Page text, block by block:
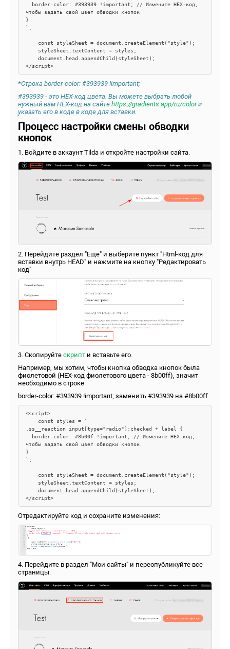
чтобы задать свой цвет обводки кнопок
}
`;
</script>
*Строка border-color: #393939 !important;
#393939 - это HEX-код цвета. Вы можете выбрать любой
нужный вам HEX-код на сайте https://gradients.app/ru/colorи
указать его в коде в коде для вставки.
Процесс настройки смены обводки
кнопок
1. Войдите в аккаунт Tilda и откройте настройки сайта.
2. Перейдите раздел "Еще" и выберите пункт "Html-код для
вставки внутрь HEAD" и нажмите на кнопку "Редактировать
код"
3. Скопируйте скрипт и вставьте его.
Например, мы хотим, чтобы кнопка обводка кнопок была
фиолетовой (HEX-код фиолетового цвета - 8b00ff), значит
необходимо в строке
border-color: #393939 !important; заменить #393939 на #8b00ff
<script>
.ss__reaction input[type="radio"]:checked + label {
чтобы задать свой цвет обводки кнопок
}
`;
</script>
Отредактируйте код и сохраните изменения:
4. Перейдите в раздел "Мои сайты" и переопубликуйте все
страницы.